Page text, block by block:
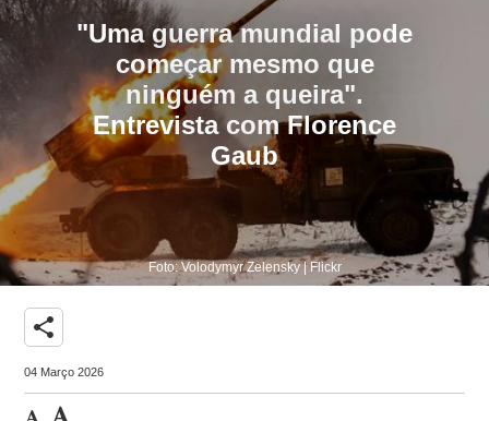
"Uma guerra mundial pode
começar mesmo que
ninguém a queira".
Entrevista com Florence
Gaub
Foto: Volodymyr Zelensky | Flickr
share
04 Março 2026